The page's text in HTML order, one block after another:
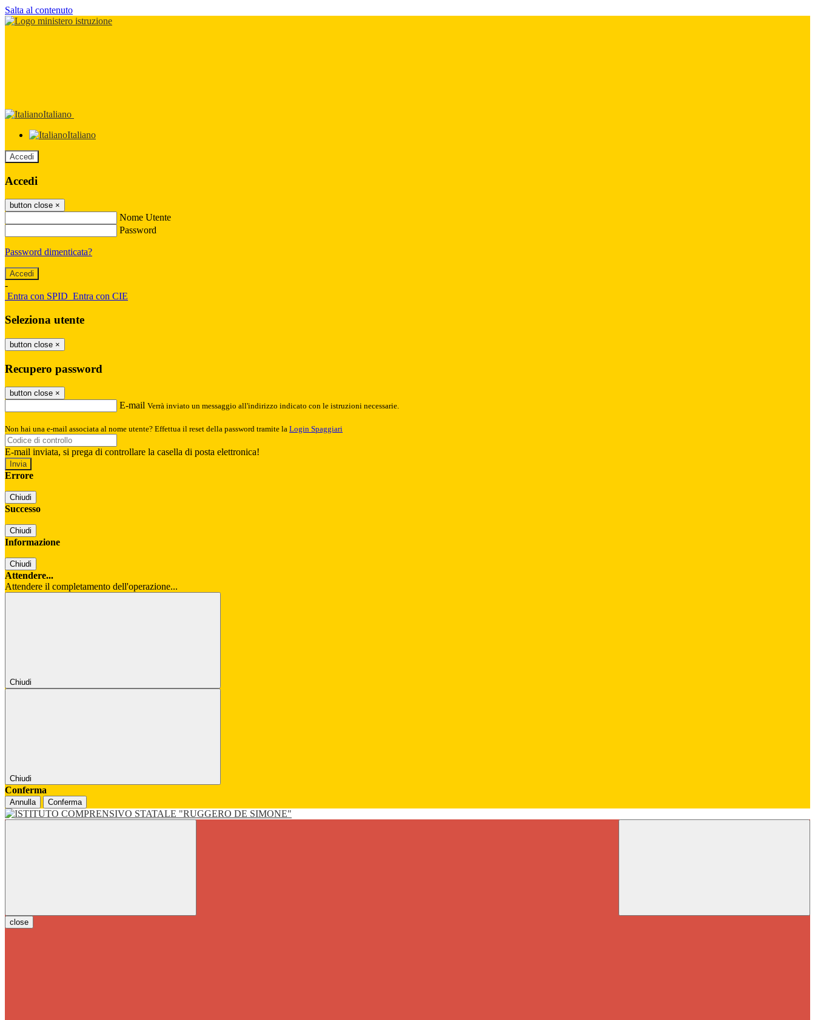
Salta al contenuto
Italiano
Italiano
Accedi
Accedi
button close ×
Nome Utente
Password
Password dimenticata?
-
Entra con SPID Entra con CIE
Seleziona utente
button close ×
Recupero password
button close ×
E-mail Verrà inviato un messaggio all'indirizzo indicato con le istruzioni necessarie.
Non hai una e-mail associata al nome utente? Effettua il reset della password tramite la Login Spaggiari
E-mail inviata, si prega di controllare la casella di posta elettronica!
Errore
Chiudi
Successo
Chiudi
Informazione
Chiudi
Attendere...
Attendere il completamento dell'operazione...
Chiudi
Chiudi
Conferma
Annulla Conferma
close